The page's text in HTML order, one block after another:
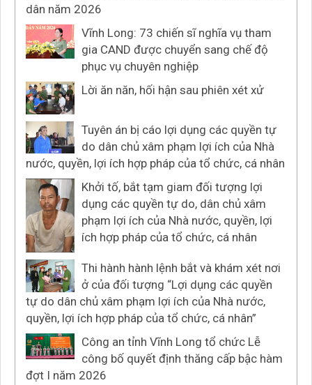
dân năm 2026
Vĩnh Long: 73 chiến sĩ nghĩa vụ tham
gia CAND được chuyển sang chế độ
phục vụ chuyên nghiệp
Lời ăn năn, hối hận sau phiên xét xử
Tuyên án bị cáo lợi dụng các quyền tự
do dân chủ xâm phạm lợi ích của Nhà
nước, quyền, lợi ích hợp pháp của tổ chức, cá nhân
Khởi tố, bắt tạm giam đối tượng lợi
dụng các quyền tự do, dân chủ xâm
phạm lợi ích của Nhà nước, quyền, lợi
ích hợp pháp của tổ chức, cá nhân
Thi hành hành lệnh bắt và khám xét nơi
ở của đối tượng “Lợi dụng các quyền
tự do dân chủ xâm phạm lợi ích của Nhà nước,
quyền, lợi ích hợp pháp của tổ chức, cá nhân”
Công an tỉnh Vĩnh Long tổ chức Lễ
công bố quyết định thăng cấp bậc hàm
đợt I năm 2026